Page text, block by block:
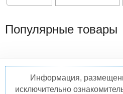
Популярные товары
Информация,
исключительно